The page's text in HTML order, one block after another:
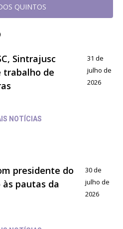
QUINTOS
Sintrajusc
trabalho de
31 de
julho de
2026
NOTÍCIAS
presidente do
às pautas da
30 de
julho de
2026